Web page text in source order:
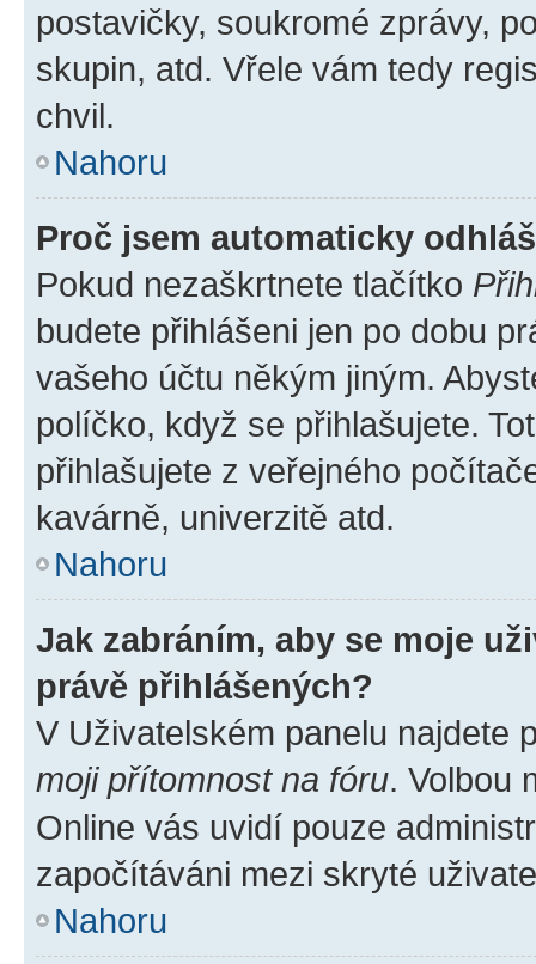
postavičky, soukromé zprávy,
skupin, atd. Vřele vám tedy
chvil.
Nahoru
Proč jsem automaticky
Pokud nezaškrtnete tlačítko
budete přihlášeni jen po dobu
vašeho účtu někým jiným.
políčko, když se přihlašujete.
přihlašujete z veřejného
kavárně, univerzitě atd.
Nahoru
Jak zabráním, aby se moje
právě přihlášených?
V Uživatelském panelu najdete
moji přítomnost na fóru. Volbou
Online vás uvidí pouze
započítáváni mezi skryté
Nahoru